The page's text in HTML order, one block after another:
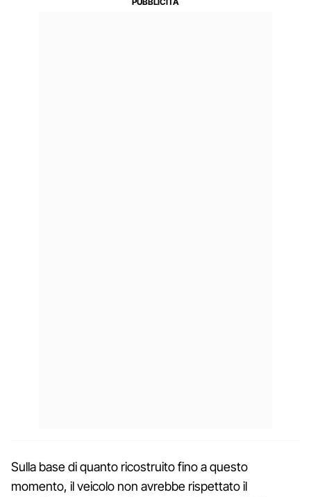
Sulla base di quanto ricostruito fino a questo
momento, il veicolo non avrebbe rispettato il